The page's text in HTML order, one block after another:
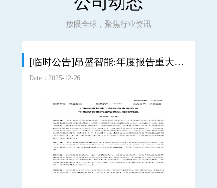
放眼全球，聚焦行业资讯
[临时公告]昂盛智能:年度报告重大差错责任追究制度
Date：2025-12-26